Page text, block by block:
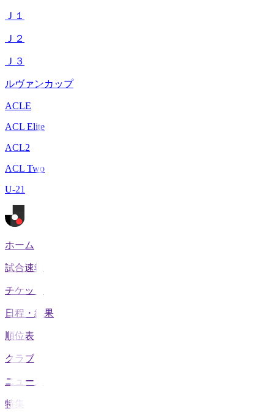
Ｊ１
Ｊ２
Ｊ３
ルヴァンカップ
ACLE
ACL Elite
ACL2
ACL Two
U-21
ホーム
試合速報
チケット
日程・結果
順位表
クラブ
ニュース
特集